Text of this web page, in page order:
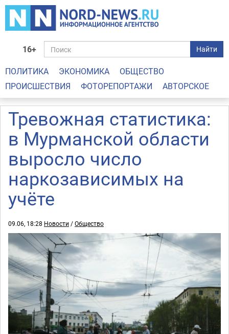
16+ Найти
ПОЛИТИКА ЭКОНОМИКА
ОБЩЕСТВО
ПРОИСШЕСТВИЯ
ФОТОРЕПОРТАЖИ АВТОРСКОЕ
Тревожная статистика:
в Мурманской области
выросло число
наркозависимых на
учёте
09.06, 18:28 Новости /Общество